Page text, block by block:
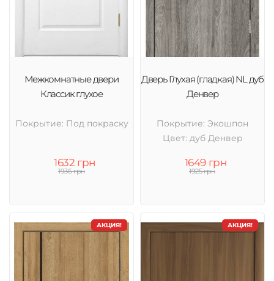
Межкомнатные двери
Классик глухое
Покрытие: Под покраску
1632 грн
1936 грн
Дверь Глухая (гладкая) NL дуб
Денвер
Покрытие: Экошпон
Цвет: дуб Денвер
1649 грн
1925 грн
АКЦИЯ! АКЦИЯ!